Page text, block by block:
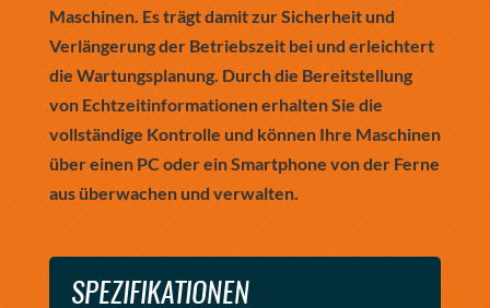
Maschinen. Es trägt damit zur Sicherheit und
Verlängerung der Betriebszeit bei und erleichtert
die Wartungsplanung. Durch die Bereitstellung
von Echtzeitinformationen erhalten Sie die
vollständige Kontrolle und können Ihre Maschinen
über einen PC oder ein Smartphone von der Ferne
aus überwachen und verwalten.
SPEZIFIKATIONEN